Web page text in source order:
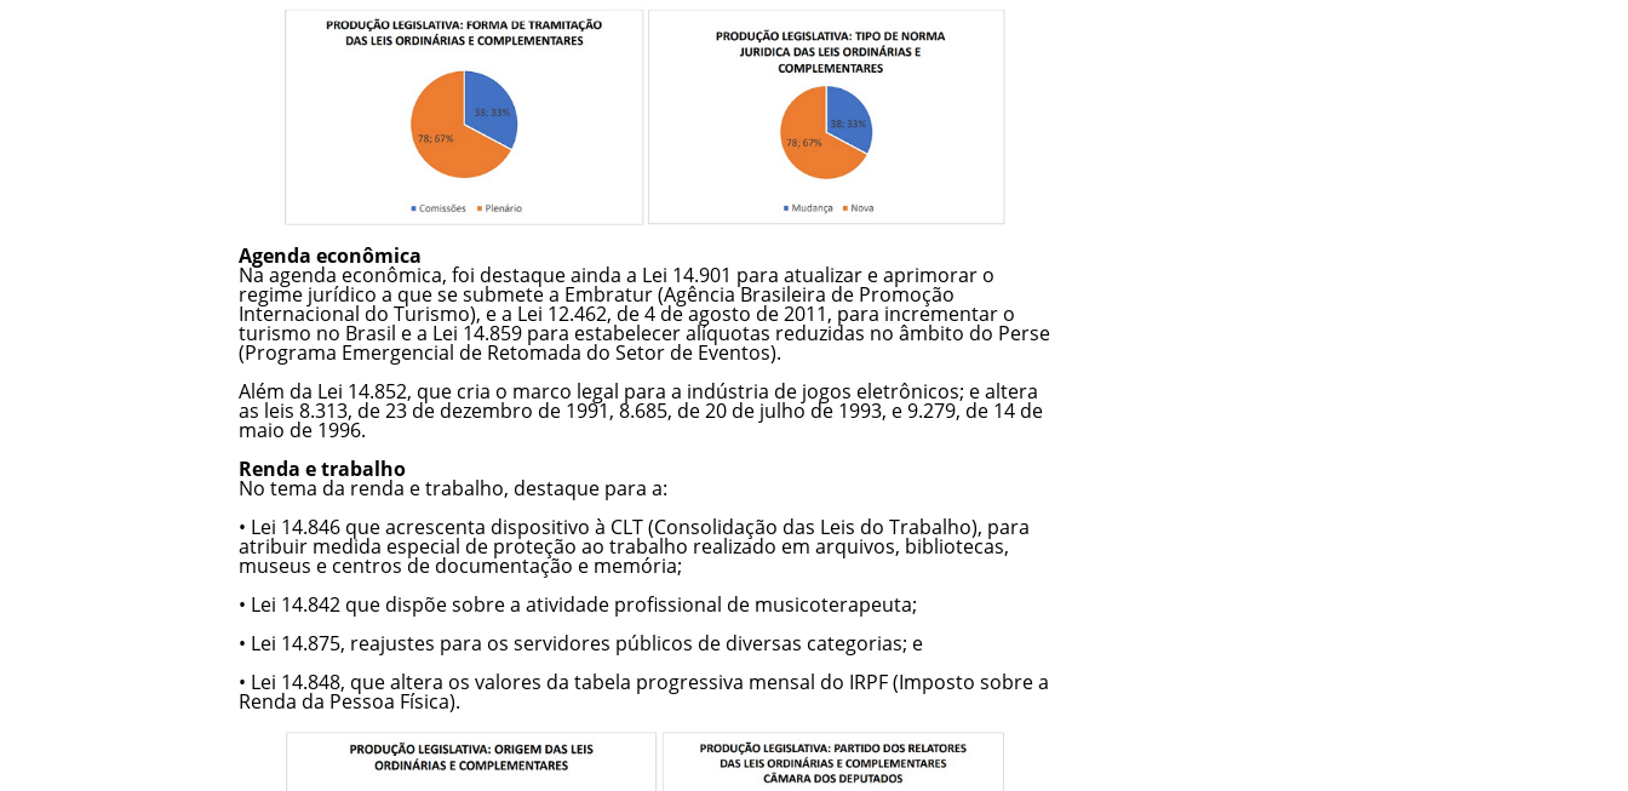
Agenda econômica
Na agenda econômica, foi destaque ainda a Lei 14.901 para atualizar e aprimorar o
regime jurídico a que se submete a Embratur (Agência Brasileira de Promoção
Internacional do Turismo), e a Lei 12.462, de 4 de agosto de 2011, para incrementar o
turismo no Brasil e a Lei 14.859 para estabelecer alíquotas reduzidas no âmbito do Perse
(Programa Emergencial de Retomada do Setor de Eventos).
Além da Lei 14.852, que cria o marco legal para a indústria de jogos eletrônicos; e altera
as leis 8.313, de 23 de dezembro de 1991, 8.685, de 20 de julho de 1993, e 9.279, de 14 de
maio de 1996.
Renda e trabalho
No tema da renda e trabalho, destaque para a:
• Lei 14.846 que acrescenta dispositivo à CLT (Consolidação das Leis do Trabalho), para
atribuir medida especial de proteção ao trabalho realizado em arquivos, bibliotecas,
museus e centros de documentação e memória;
• Lei 14.842 que dispõe sobre a atividade profissional de musicoterapeuta;
• Lei 14.875, reajustes para os servidores públicos de diversas categorias; e
• Lei 14.848, que altera os valores da tabela progressiva mensal do IRPF (Imposto sobre a
Renda da Pessoa Física).